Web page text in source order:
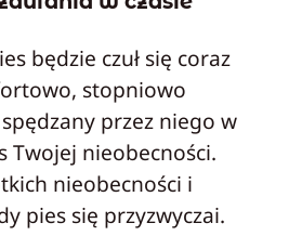
będzie czuł się coraz
stopniowo
spędzany przez niego w
Twojej nieobecności.
nieobecności i
pies się przyzwyczai.